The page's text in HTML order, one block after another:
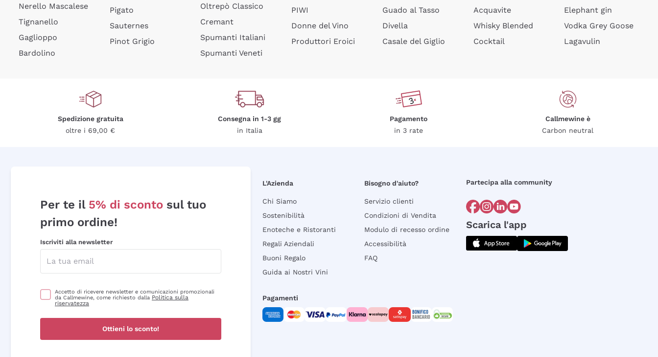
Nerello Mascalese
Tignanello
Gaglioppo
Bardolino
Pigato
Sauternes
Pinot Grigio
Oltrepò Classico
Cremant
Spumanti Italiani
Spumanti Veneti
PIWI
Donne del Vino
Produttori Eroici
Guado al Tasso
Divella
Casale del Giglio
Acquavite
Whisky Blended
Cocktail
Elephant gin
Vodka Grey Goose
Lagavulin
Spedizione gratuita
oltre i 69,00 €
Consegna in 1-3 gg
in Italia
Pagamento
in 3 rate
Callmewine è
Carbon neutral
Per te il 5% di sconto sul tuo
primo ordine!
Iscriviti alla newsletter
Accetto di ricevere newsletter e comunicazioni promozionali
da Callmewine, come richiesto dalla Politica sulla
riservatezza
Ottieni lo sconto!
L'Azienda
Chi Siamo
Sostenibilità
Enoteche e Ristoranti
Regali Aziendali
Buoni Regalo
Guida ai Nostri Vini
Bisogno d'aiuto?
Servizio clienti
Condizioni di Vendita
Modulo di recesso ordine
Accessibilità
FAQ
Partecipa alla community
Scarica l'app
Pagamenti